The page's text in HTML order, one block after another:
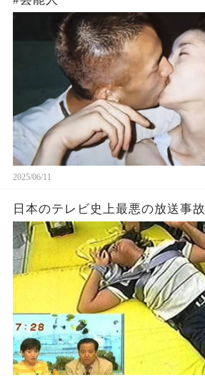
2025/06/11
日本のテレビ史上最悪の放送事故